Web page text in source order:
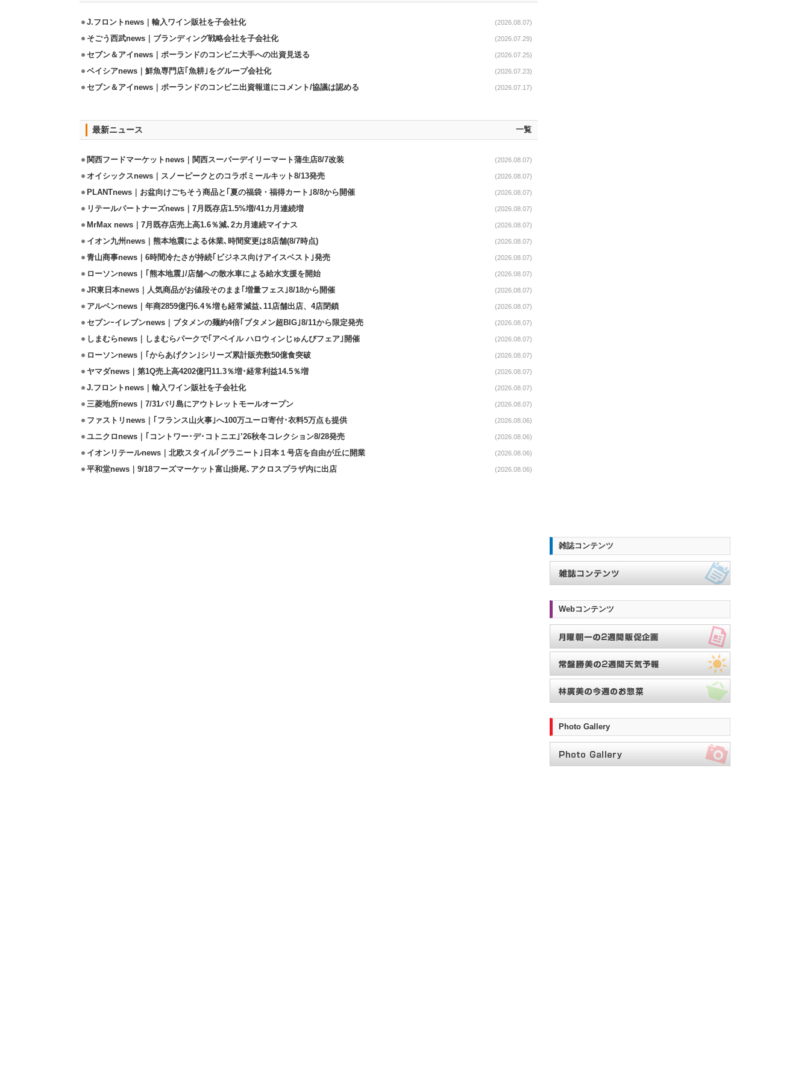
J.フロントnews｜輸入ワイン販社を子会社化 (2026.08.07)
そごう西武news｜ブランディング戦略会社を子会社化 (2026.07.29)
セブン＆アイnews｜ポーランドのコンビニ大手への出資見送る (2026.07.25)
ベイシアnews｜鮮魚専門店｢魚耕｣をグループ会社化 (2026.07.23)
セブン＆アイnews｜ポーランドのコンビニ出資報道にコメント/協議は認める (2026.07.17)
最新ニュース 一覧
関西フードマーケットnews｜関西スーパーデイリーマート蒲生店8/7改装 (2026.08.07)
オイシックスnews｜スノーピークとのコラボミールキット8/13発売 (2026.08.07)
PLANTnews｜お盆向けごちそう商品と｢夏の福袋・福得カート｣8/8から開催 (2026.08.07)
リテールパートナーズnews｜7月既存店1.5%増/41カ月連続増 (2026.08.07)
MrMax news｜7月既存店売上高1.6％減､2カ月連続マイナス (2026.08.07)
イオン九州news｜熊本地震による休業､時間変更は8店舗(8/7時点) (2026.08.07)
青山商事news｜6時間冷たさが持続｢ビジネス向けアイスベスト｣発売 (2026.08.07)
ローソンnews｜｢熊本地震｣/店舗への散水車による給水支援を開始 (2026.08.07)
JR東日本news｜人気商品がお値段そのまま｢増量フェス｣8/18から開催 (2026.08.07)
アルペンnews｜年商2859億円6.4％増も経常減益､11店舗出店、4店閉鎖 (2026.08.07)
セブンｰイレブンnews｜ブタメンの麺約4倍｢ブタメン超BIG｣8/11から限定発売 (2026.08.07)
しまむらnews｜しまむらパークで｢アベイル ハロウィンじゅんびフェア｣開催 (2026.08.07)
ローソンnews｜｢からあげクン｣シリーズ累計販売数50億食突破 (2026.08.07)
ヤマダnews｜第1Q売上高4202億円11.3％増･経常利益14.5％増 (2026.08.07)
J.フロントnews｜輸入ワイン販社を子会社化 (2026.08.07)
三菱地所news｜7/31バリ島にアウトレットモールオープン (2026.08.07)
ファストリnews｜｢フランス山火事｣へ100万ユーロ寄付･衣料5万点も提供 (2026.08.06)
ユニクロnews｜｢コントワー･デ･コトニエ｣’26秋冬コレクション8/28発売 (2026.08.06)
イオンリテールnews｜北欧スタイル｢グラニート｣日本１号店を自由が丘に開業 (2026.08.06)
平和堂news｜9/18フーズマーケット富山掛尾､アクロスプラザ内に出店 (2026.08.06)
雑誌コンテンツ
Webコンテンツ
Photo Gallery